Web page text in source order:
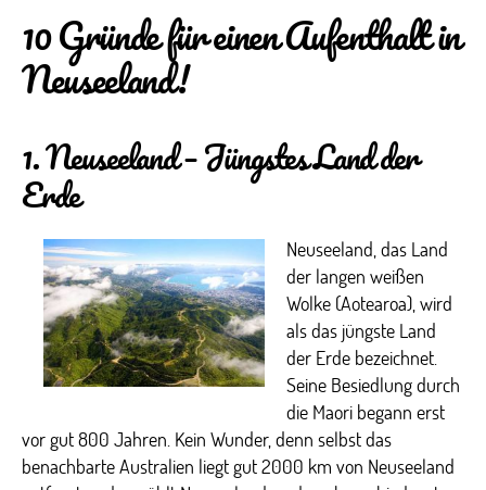
10 Gründe für einen Aufenthalt in
Neuseeland!
1. Neuseeland – Jüngstes Land der
Erde
Neuseeland, das Land
der langen weißen
Wolke (Aotearoa), wird
als das jüngste Land
der Erde bezeichnet.
Seine Besiedlung durch
die Maori begann erst
vor gut 800 Jahren. Kein Wunder, denn selbst das
benachbarte Australien liegt gut 2000 km von Neuseeland